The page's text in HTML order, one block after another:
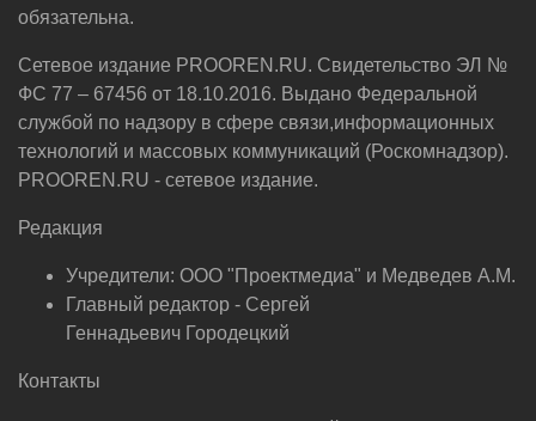
обязательна.
Сетевое издание PROOREN.RU. Свидетельство ЭЛ №
ФС 77 – 67456 от 18.10.2016. Выдано Федеральной
службой по надзору в сфере связи,информационных
технологий и массовых коммуникаций (Роскомнадзор).
PROOREN.RU - сетевое издание.
Редакция
Учредители: ООО "Проектмедиа" и Медведев А.М.
Главный редактор - Сергей
Геннадьевич Городецкий
Контакты